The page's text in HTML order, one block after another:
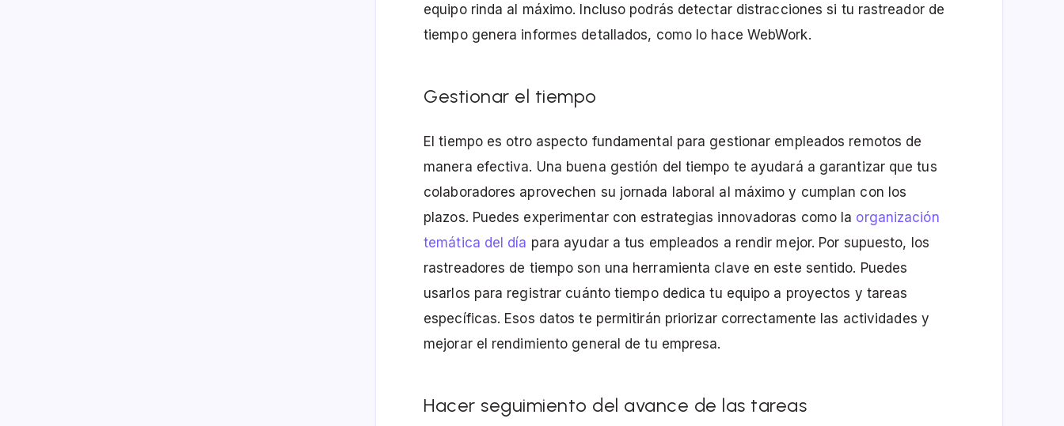
equipo rinda al máximo. Incluso podrás detectar distracciones si tu rastreador de
tiempo genera informes detallados, como lo hace WebWork.
Gestionar el tiempo
El tiempo es otro aspecto fundamental para gestionar empleados remotos de
manera efectiva. Una buena gestión del tiempo te ayudará a garantizar que tus
colaboradores aprovechen su jornada laboral al máximo y cumplan con los
plazos. Puedes experimentar con estrategias innovadoras como la organización
temática del día para ayudar a tus empleados a rendir mejor. Por supuesto, los
rastreadores de tiempo son una herramienta clave en este sentido. Puedes
usarlos para registrar cuánto tiempo dedica tu equipo a proyectos y tareas
específicas. Esos datos te permitirán priorizar correctamente las actividades y
mejorar el rendimiento general de tu empresa.
Hacer seguimiento del avance de las tareas